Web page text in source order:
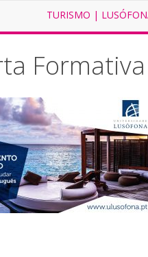
TURISMO |
Formativa